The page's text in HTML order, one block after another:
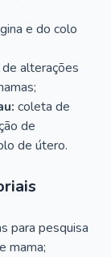
e do colo
alterações
coleta de
de
de útero.
para pesquisa
mama;